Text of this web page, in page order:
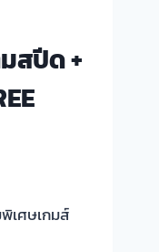
สปีด +
เศษเกมส์